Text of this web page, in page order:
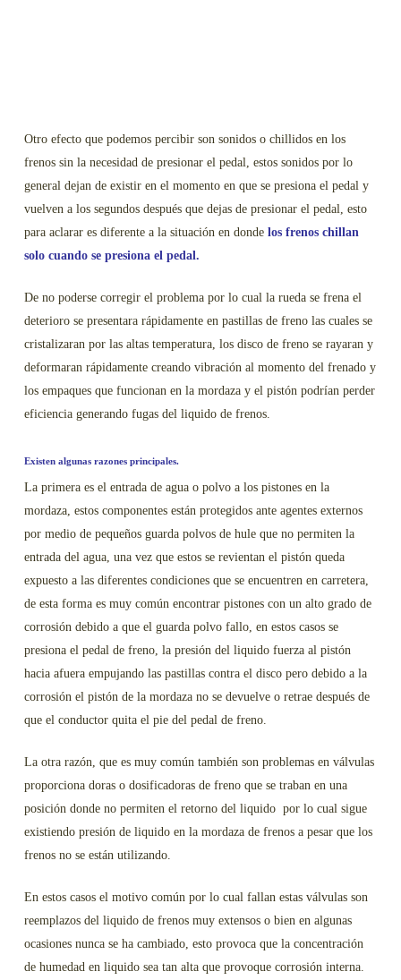
Otro efecto que podemos percibir son sonidos o chillidos en los
frenos sin la necesidad de presionar el pedal, estos sonidos por lo
general dejan de existir en el momento en que se presiona el pedal y
vuelven a los segundos después que dejas de presionar el pedal, esto
para aclarar es diferente a la situación en dondelos frenos chillan
solo cuando se presiona el pedal.
De no poderse corregir el problema por lo cual la rueda se frena el
deterioro se presentara rápidamente en pastillas de freno las cuales se
cristalizaran por las altas temperatura, los disco de freno se rayaran y
deformaran rápidamente creando vibración al momento del frenado y
los empaques que funcionan en la mordaza y el pistón podrían perder
eficiencia generando fugas del liquido de frenos.
Existen algunas razones principales.
La primera es el entrada de agua o polvo a los pistones en la
mordaza, estos componentes están protegidos ante agentes externos
por medio de pequeños guarda polvos de hule que no permiten la
entrada del agua, una vez que estos se revientan el pistón queda
expuesto a las diferentes condiciones que se encuentren en carretera,
de esta forma es muy común encontrar pistones con un alto grado de
corrosión debido a que el guarda polvo fallo, en estos casos se
presiona el pedal de freno, la presión del liquido fuerza al pistón
hacia afuera empujando las pastillas contra el disco pero debido a la
corrosión el pistón de la mordaza no se devuelve o retrae después de
que el conductor quita el pie del pedal de freno.
La otra razón, que es muy común también son problemas en válvulas
proporciona doras o dosificadoras de freno que se traban en una
posición donde no permiten el retorno del liquido por lo cual sigue
existiendo presión de liquido en la mordaza de frenos a pesar que los
frenos no se están utilizando.
En estos casos el motivo común por lo cual fallan estas válvulas son
reemplazos del liquido de frenos muy extensos o bien en algunas
ocasiones nunca se ha cambiado, esto provoca que la concentración
de humedad en liquido sea tan alta que provoque corrosión interna.